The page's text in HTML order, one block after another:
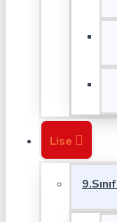
Lise
9.Sınıf